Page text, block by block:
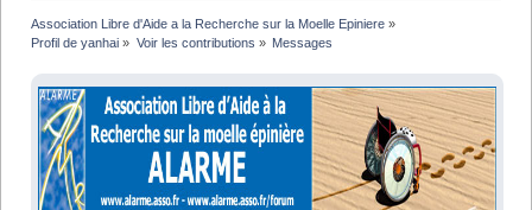
Association Libre d'Aide a la Recherche sur la Moelle Epiniere »
Profil de yanhai » Voir les contributions » Messages